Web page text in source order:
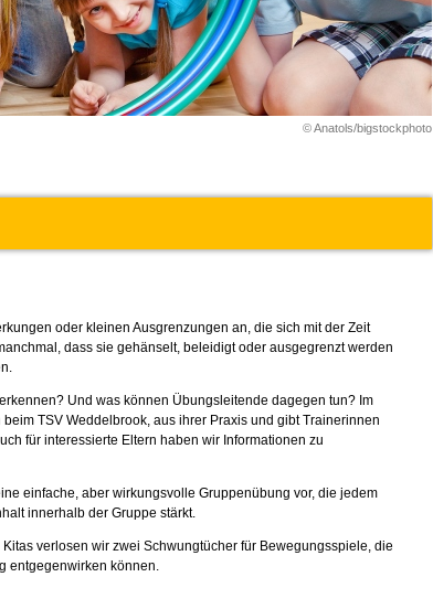
© Anatols/bigstockphoto
oder kleinen Ausgrenzungen an, die sich mit der Zeit
dass sie gehänselt, beleidigt oder ausgegrenzt werden
Und was können Übungsleitende dagegen tun? Im
TSV Weddelbrook, aus ihrer Praxis und gibt Trainerinnen
für interessierte Eltern haben wir Informationen zu
einfache, aber wirkungsvolle Gruppenübung vor, die jedem
innerhalb der Gruppe stärkt.
verlosen wir zwei Schwungtücher für Bewegungsspiele, die
entgegenwirken können.